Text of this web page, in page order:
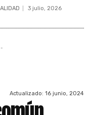
3 julio, 2026